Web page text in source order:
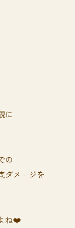
に
の
ダメージを
ね❤️